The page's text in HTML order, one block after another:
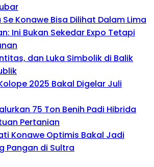
Se Konawe Bisa Dilihat Dalam Lima
Ini Bukan Sekedar Expo Tetapi
dan Luka Simbolik di Balik
2025 Bakal Digelar Juli
75 Ton Benih Padi Hibrida
Pertanian
Konawe Optimis Bakal Jadi
Pangan di Sultra